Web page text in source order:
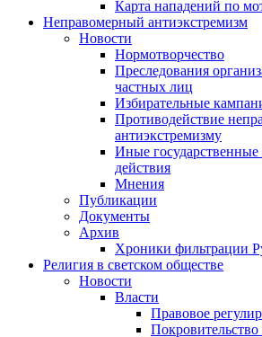
Карта нападений по
Неправомерный антиэкстремизм
Новости
Нормотворчество
Преследования
частных лиц
Избирательные
Противодействие
антиэкстремизму
Иные
действия
Мнения
Публикации
Документы
Архив
Хроники фильтрации
Религия в светском обществе
Новости
Власти
Правовое
Покровительство